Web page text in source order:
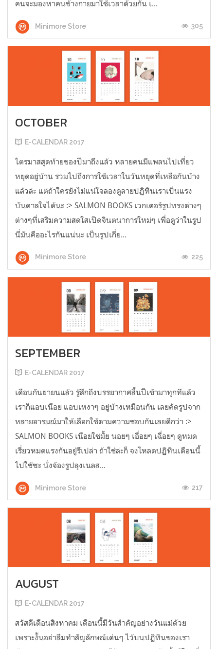
คนจะมองหาคนข้างกายมาใช้เวลาด้วยกัน เ...
Minimore Store 305
OCTOBER
E-CALENDAR 2017
ไตรมาสสุดท้ายของปีมาถึงแล้ว หลายคนมีแพลนไปเที่ยว
หยุดอยู่บ้าน รวมไปถึงการใช้เวลาในวันหยุดที่เหลือกันบ้าง
แล้วล่ะ แต่ถ้าใครยังไม่แน่ใจลองดูลายปฏิทินเราเป็นแรง
บันดาลใจได้นะ :> SALMON BOOKS เวกเตอร์รูปทรงต่างๆ
ต่างๆที่เสริมความสดใสเปิดจินตนาการใหม่ๆ เพื่อดูว่าในรูป
นี่มันคืออะไรกันแน่นะ เป็นรูปเกี่ย...
Minimore Store 225
SEPTEMBER
E-CALENDAR 2017
เดือนกันยายนแล้ว รู้สึกถึงบรรยากาศสิ้นปีเข้ามาทุกทีแล้ว
เราก็แอบเนือย แอบเหงาๆ อยู่บ้างเหมือนกัน เลยคัดรูปจาก
หลายอารมณ์มาให้เลือกใช้ตามความชอบกันเลยดีกว่า :>
SALMON BOOKS เนือยใช่มั้ย นอยๆ เอื่อยๆ เฉื่อยๆ ดูหมด
เรี่ยวหมดแรงกันอยู่รึเปล่า ถ้าใช่ล่ะก็ จงโหลดปฏิทินเดือนนี้
ไปใช้ซะ นั่งจ้องรูปลุงเนลส...
Minimore Store 217
AUGUST
E-CALENDAR 2017
สวัสดีเดือนสิงหาคม เดือนนี้มีวันสำคัญอย่างวันแม่ด้วย
เพราะงั้นอย่าลืมทำสัญลักษณ์เด่นๆ ไว้บนปฏิทินของเรา